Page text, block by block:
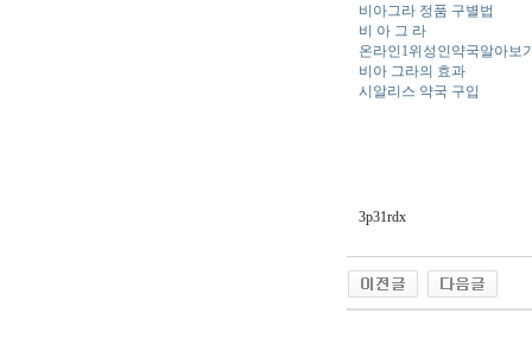
비아그라 정품 구별법
비 아 그 라
온라인1위성인약국알아보
비아 그라의 효과
시알리스 약국 구입
3p31rdx